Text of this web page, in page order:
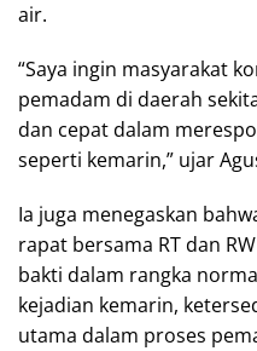
air.
“Saya ingin masyarakat
pemadam di daerah
dan cepat dalam
seperti kemarin,” ujar
Ia juga menegaskan
rapat bersama RT dan
bakti dalam rangka
kejadian kemarin,
utama dalam proses